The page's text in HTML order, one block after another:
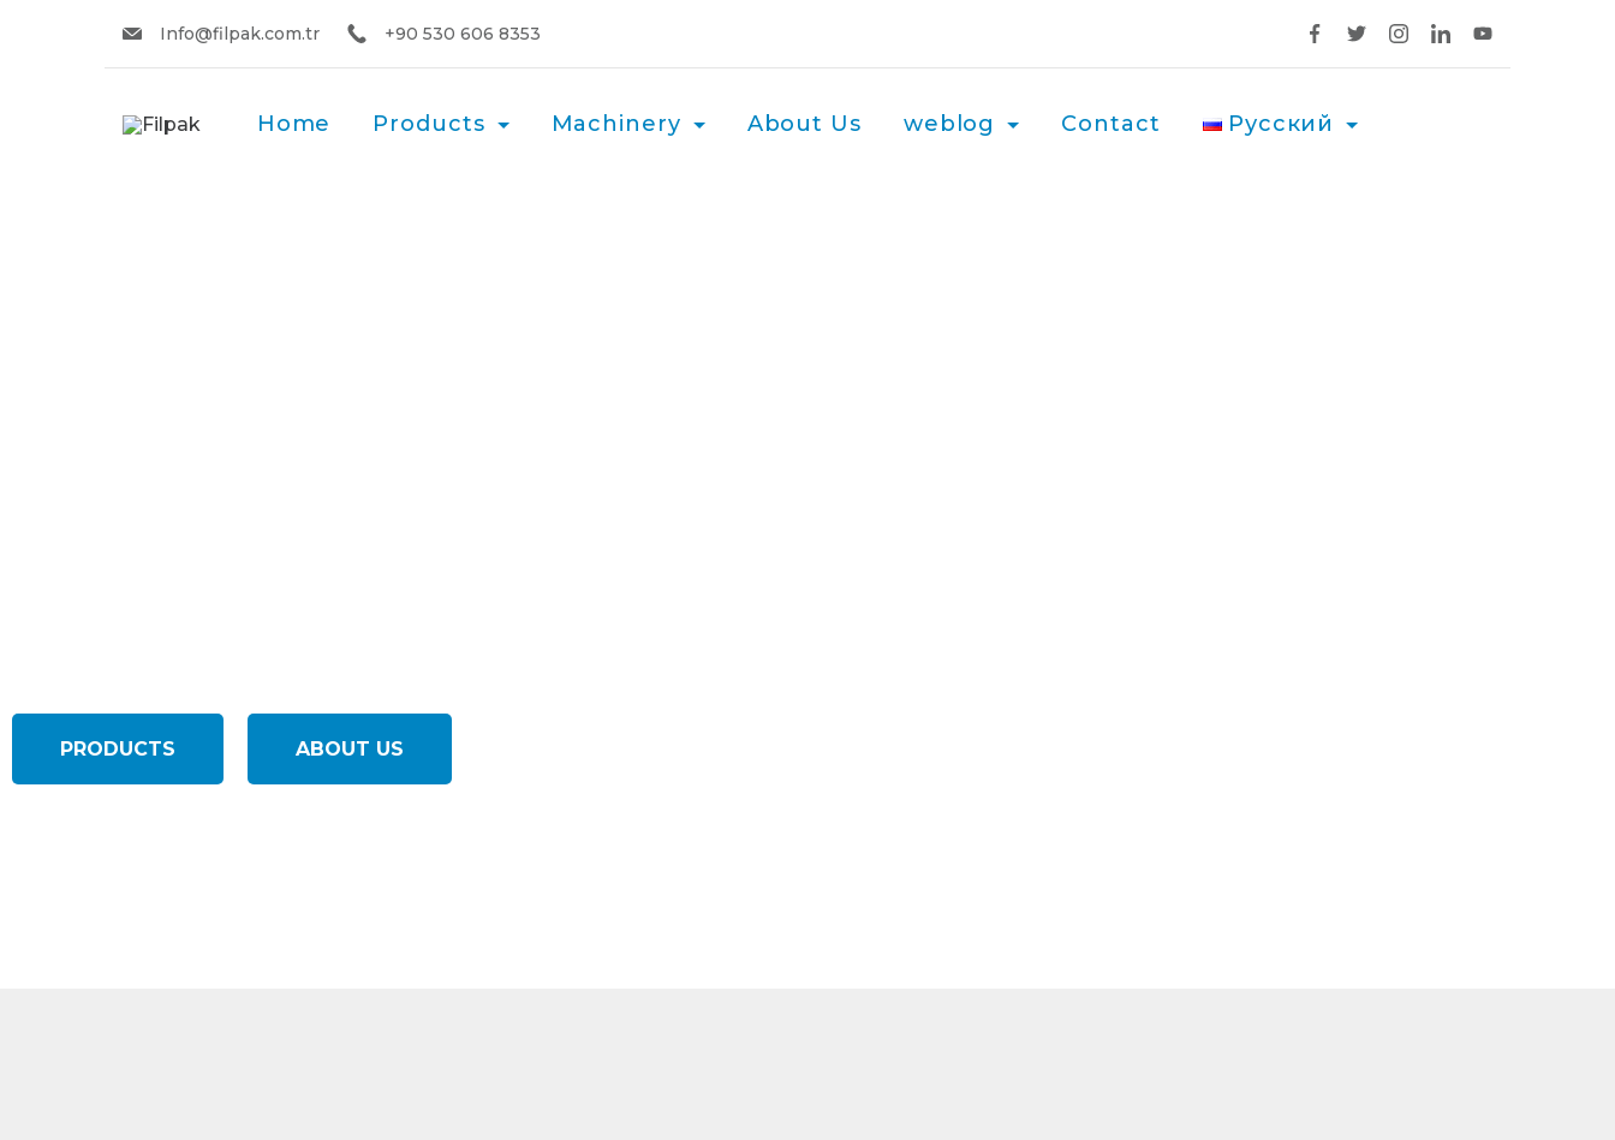
Info@filpak.com.tr +90 530 606 8353
Home Products Machinery About Us weblog Contact Русский
PRODUCTS ABOUT US